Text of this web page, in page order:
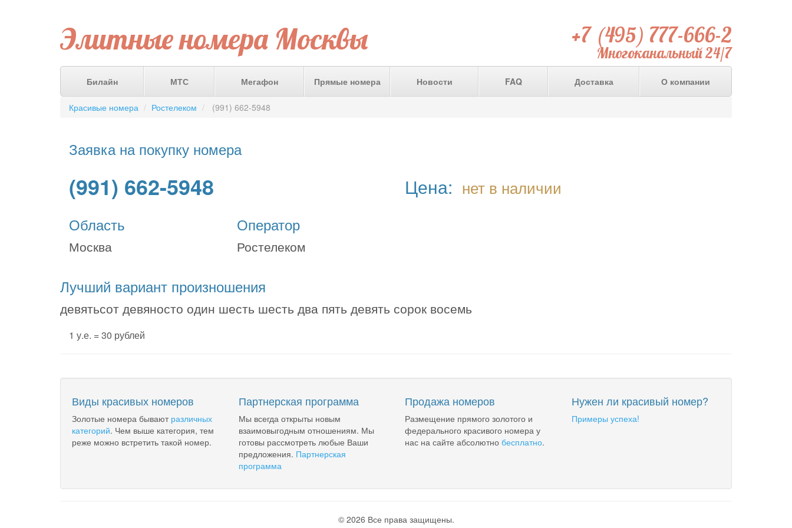
Элитные номера Москвы +7 (495) 777-666-2
Многоканальный 24/7
Билайн МТС Мегафон Прямые номера Новости FAQ Доставка О компании
Красивые номера Ростелеком (991) 662-5948
Заявка на покупку номера
(991) 662-5948 Цена: нет в наличии
Область
Москва
Оператор
Ростелеком
Лучший вариант произношения
девятьсот девяносто один шесть шесть два пять девять сорок восемь
1 у.е. = 30 рублей
Виды красивых номеров
Золотые номера бывают различных
категорий. Чем выше категория, тем
реже можно встретить такой номер.
Партнерская программа
Мы всегда открыты новым
взаимовыгодным отношениям. Мы
готовы рассмотреть любые Ваши
предложения. Партнерская
программа
Продажа номеров
Размещение прямого золотого и
федерального красивого номера у
нас на сайте абсолютно бесплатно.
Нужен ли красивый номер?
Примеры успеха!
© 2026 Все права защищены.